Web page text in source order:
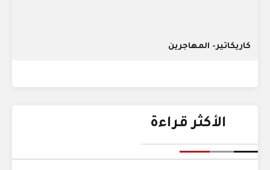
كاريكاتير- المهاجرين
الأكثر قراءة